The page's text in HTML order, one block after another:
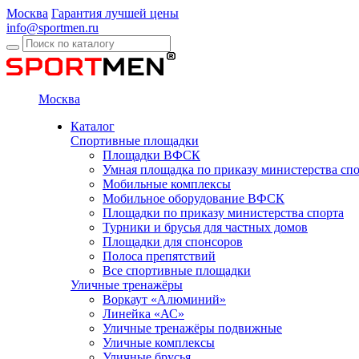
Москва Гарантия лучшей цены
info@sportmen.ru
Москва
Каталог
Спортивные площадки
Площадки ВФСК
Умная площадка по приказу министерства
Мобильные комплексы
Мобильное оборудование ВФСК
Площадки по приказу министерства спорта
Турники и брусья для частных домов
Площадки для спонсоров
Полоса препятствий
Все спортивные площадки
Уличные тренажёры
Воркаут «Алюминий»
Линейка «АС»
Уличные тренажёры подвижные
Уличные комплексы